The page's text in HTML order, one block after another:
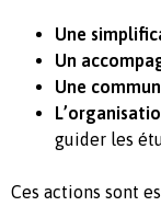
Une
Un
Une
guider les
Ces actions sont